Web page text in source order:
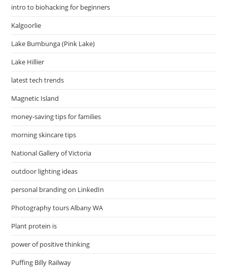
intro to biohacking for beginners
Kalgoorlie
Lake Bumbunga (Pink Lake)
Lake Hillier
latest tech trends
Magnetic Island
money-saving tips for families
morning skincare tips
National Gallery of Victoria
outdoor lighting ideas
personal branding on LinkedIn
Photography tours Albany WA
Plant protein is
power of positive thinking
Puffing Billy Railway